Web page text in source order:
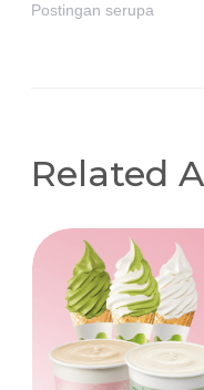
Postingan serupa
Related